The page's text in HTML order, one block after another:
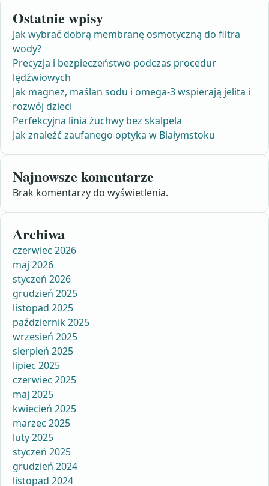
Ostatnie wpisy
Jak wybrać dobrą membranę osmotyczną do filtra
wody?
Precyzja i bezpieczeństwo podczas procedur
lędźwiowych
Jak magnez, maślan sodu i omega-3 wspierają jelita i
rozwój dzieci
Perfekcyjna linia żuchwy bez skalpela
Jak znaleźć zaufanego optyka w Białymstoku
Najnowsze komentarze
Brak komentarzy do wyświetlenia.
Archiwa
czerwiec 2026
maj 2026
styczeń 2026
grudzień 2025
listopad 2025
październik 2025
wrzesień 2025
sierpień 2025
lipiec 2025
czerwiec 2025
maj 2025
kwiecień 2025
marzec 2025
luty 2025
styczeń 2025
grudzień 2024
listopad 2024